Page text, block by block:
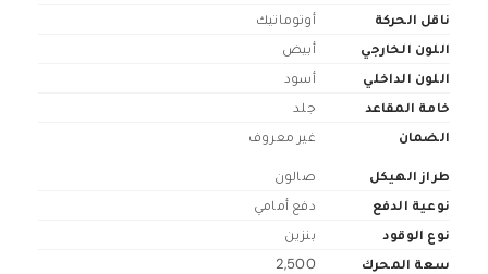
ناقل الحركة
أوتوماتيك
اللون الخارجي
أبيض
اللون الداخلي
أسود
خامة المقاعد
جلد
الضمان
غير معروف
طراز الهيكل
صالون
نوعية الدفع
دفع أمامي
نوع الوقود
بنزين
سعة المحرك
2,500